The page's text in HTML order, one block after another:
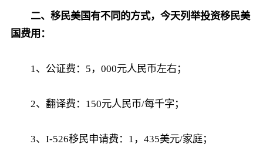
二、移民美国有不同的方式，今天列举投资移民美
国费用：
1、公证费：5，000元人民币左右；
2、翻译费：150元人民币/每千字；
3、I-526移民申请费：1，435美元/家庭；